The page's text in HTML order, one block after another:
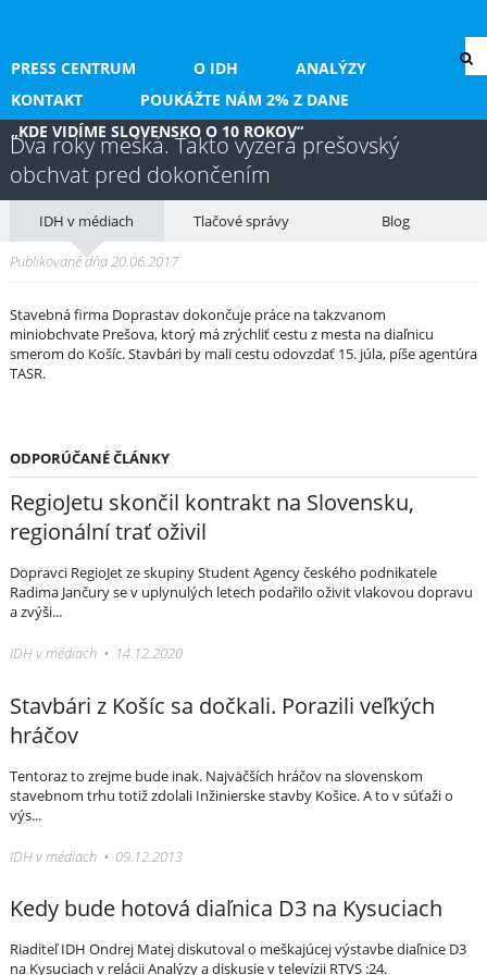
PRESS CENTRUM O IDH
ANALÝZY
KONTAKT
POUKÁŽTE NÁM 2% Z DANE
„KDE VIDÍME SLOVENSKO O 10 ROKOV“
Dva roky mešká. Takto vyzerá prešovský
obchvat pred dokončením
IDH v médiach Tlačové správy Blog
Publikované dňa 20.06.2017
Stavebná firma Doprastav dokončuje práce na takzvanom
miniobchvate Prešova, ktorý má zrýchliť cestu z mesta na diaľnicu
smerom do Košíc. Stavbári by mali cestu odovzdať 15. júla, píše agentúra
TASR.
ODPORÚČANÉ ČLÁNKY
RegioJetu skončil kontrakt na Slovensku,
regionální trať oživil
Dopravci RegioJet ze skupiny Student Agency českého podnikatele
Radima Jančury se v uplynulých letech podařilo oživit vlakovou dopravu
a zvýši...
IDH v médiach • 14.12.2020
Stavbári z Košíc sa dočkali. Porazili veľkých
hráčov
Tentoraz to zrejme bude inak. Najväčších hráčov na slovenskom
stavebnom trhu totiž zdolali Inžinierske stavby Košice. A to v súťaži o
výs...
IDH v médiach • 09.12.2013
Kedy bude hotová diaľnica D3 na Kysuciach
Riaditeľ IDH Ondrej Matej diskutoval o meškajúcej výstavbe diaľnice D3
na Kysuciach v relácii Analýzy a diskusie v televízii RTVS :24.